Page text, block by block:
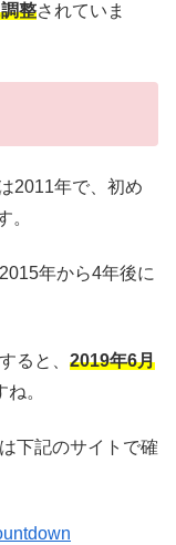
整されていま
2011年で、初め
。
年から4年後に
ると、 2019年6月
。
下記のサイトで確